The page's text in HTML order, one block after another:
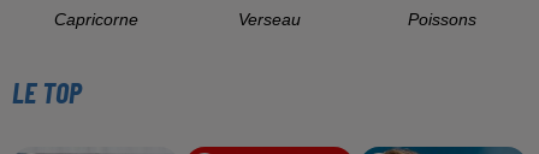
Capricorne Verseau Poissons
LE TOP